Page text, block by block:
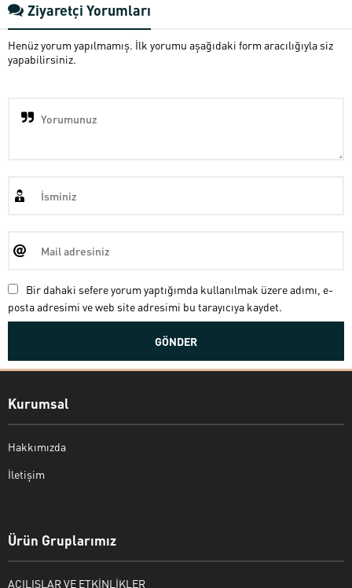
Ziyaretçi Yorumları
Henüz yorum yapılmamış. İlk yorumu aşağıdaki form aracılığıyla siz
yapabilirsiniz.
Bir dahaki sefere yorum yaptığımda kullanılmak üzere adımı, e-
posta adresimi ve web site adresimi bu tarayıcıya kaydet.
Kurumsal
Hakkımızda
İletişim
Ürün Gruplarımız
AÇILIŞLAR VE ETKİNLİKLER